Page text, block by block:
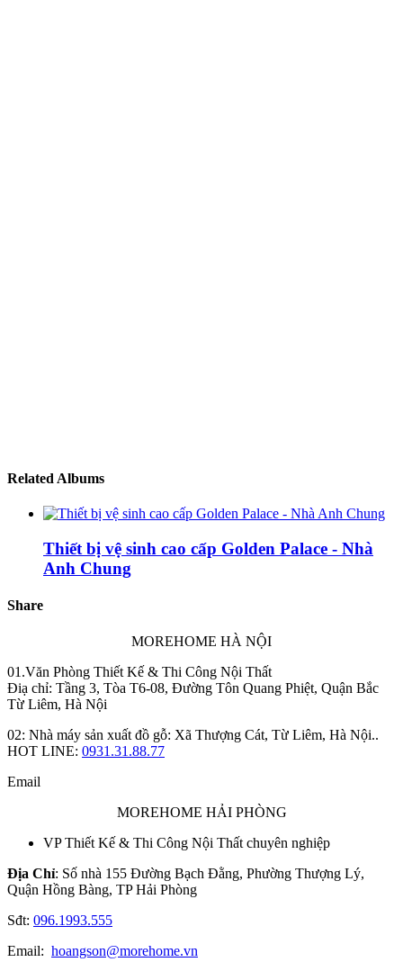
Related Albums
Thiết bị vệ sinh cao cấp Golden Palace - Nhà
Anh Chung
Share
MOREHOME HÀ NỘI
01.Văn Phòng Thiết Kế & Thi Công Nội Thất
Điạ chỉ: Tầng 3, Tòa T6-08, Đường Tôn Quang Phiệt, Quận Bắc
Từ Liêm, Hà Nội
02: Nhà máy sản xuất đồ gỗ: Xã Thượng Cát, Từ Liêm, Hà Nội..
HOT LINE: 0931.31.88.77
Email
MOREHOME HẢI PHÒNG
VP Thiết Kế & Thi Công Nội Thất chuyên nghiệp
Địa Chỉ: Số nhà 155 Đường Bạch Đằng, Phường Thượng Lý,
Quận Hồng Bàng, TP Hải Phòng
Sđt: 096.1993.555
Email: hoangson@morehome.vn